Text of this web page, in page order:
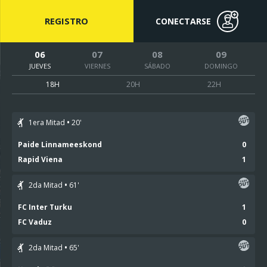
REGISTRO CONECTARSE
06
JUEVES
07
VIERNES
08
SÁBADO
09
DOMINGO
18H 20H 22H
1era Mitad 20'
Paide Linnameeskond
0
Rapid Viena
1
2da Mitad 61 '
FC Inter Turku
1
FC Vaduz
0
2da Mitad 65'